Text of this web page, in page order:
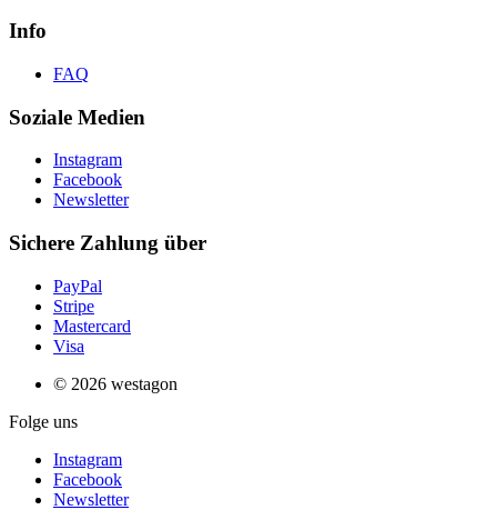
Info
FAQ
Soziale Medien
Instagram
Facebook
Newsletter
Sichere Zahlung über
PayPal
Stripe
Mastercard
Visa
© 2026 westagon
Folge uns
Instagram
Facebook
Newsletter